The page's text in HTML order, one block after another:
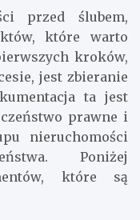
przed ślubem,
które warto
kroków,
jest zbieranie
ta jest
prawne i
nieruchomości
Poniżej
które są